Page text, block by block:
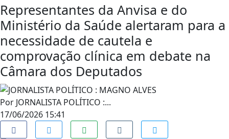
Representantes da Anvisa e do
Ministério da Saúde alertaram para a
necessidade de cautela e
comprovação clínica em debate na
Câmara dos Deputados
Por JORNALISTA POLÍTICO :...
17/06/2026 15:41